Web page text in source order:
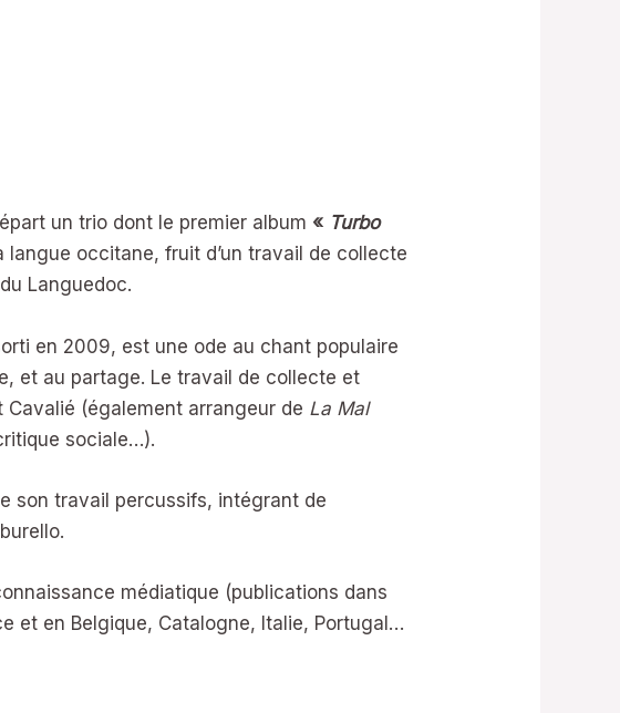
un trio dont le premier album « Turbo
langue occitane, fruit d’un travail de collecte
Languedoc.
en 2009, est une ode au chant populaire
et au partage. Le travail de collecte et
Cavalié (également arrangeur de La Mal
sociale…).
son travail percussifs, intégrant de
médiatique (publications dans
et en Belgique, Catalogne, Italie, Portugal…